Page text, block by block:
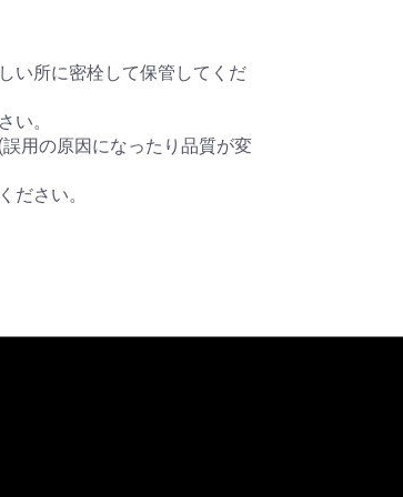
い所に密栓して保管してくだ
い。
用の原因になったり品質が変
ださい。